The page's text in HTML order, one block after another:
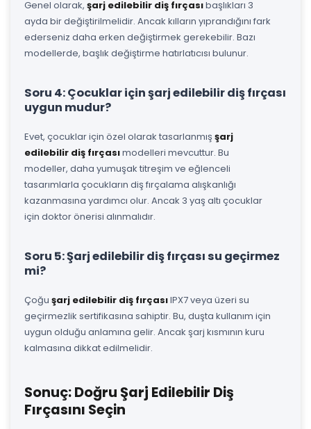
Genel olarak, şarj edilebilir diş fırçasıbaşlıkları 3
ayda bir değiştirilmelidir. Ancak kılların yıprandığını fark
ederseniz daha erken değiştirmek gerekebilir. Bazı
modellerde, başlık değiştirme hatırlatıcısı bulunur.
Soru 4: Çocuklar için şarj edilebilir diş fırçası
uygun mudur?
Evet, çocuklar için özel olarak tasarlanmış şarj
edilebilir diş fırçasımodelleri mevcuttur. Bu
modeller, daha yumuşak titreşim ve eğlenceli
tasarımlarla çocukların diş fırçalama alışkanlığı
kazanmasına yardımcı olur. Ancak 3 yaş altı çocuklar
için doktor önerisi alınmalıdır.
Soru 5: Şarj edilebilir diş fırçası su geçirmez
mi?
Çoğu şarj edilebilir diş fırçasıIPX7 veya üzeri su
geçirmezlik sertifikasına sahiptir. Bu, duşta kullanım için
uygun olduğu anlamına gelir. Ancak şarj kısmının kuru
kalmasına dikkat edilmelidir.
Sonuç: Doğru Şarj Edilebilir Diş
Fırçasını Seçin